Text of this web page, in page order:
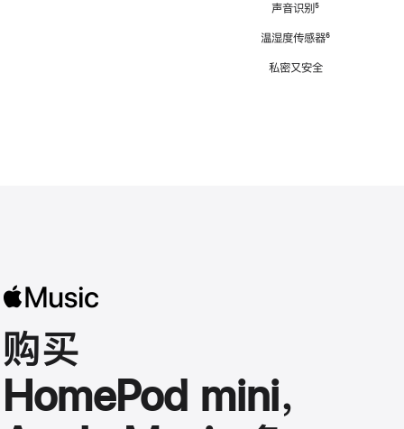
声音识别脚
⁵
温湿度传感器脚
⁶
私密又安全
购买
HomePod mini，